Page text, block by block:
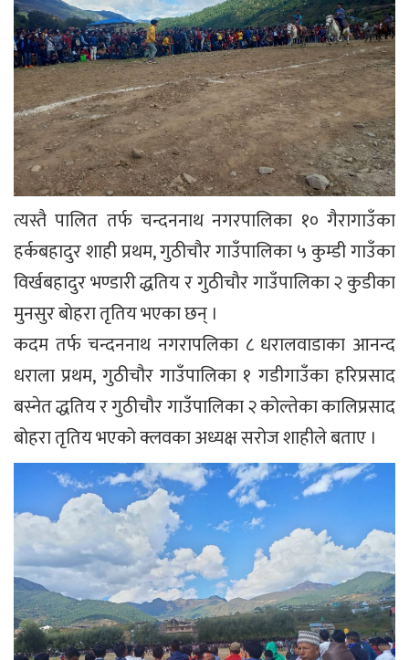
त्यस्तै पालित तर्फ चन्दननाथ नगरपालिका १० गैरागाउँका
हर्कबहादुर शाही प्रथम, गुठीचौर गाउँपालिका ५ कुम्डी गाउँका
विर्खबहादुर भण्डारी द्धतिय र गुठीचौर गाउँपालिका २ कुडीका
मुनसुर बोहरा तृतिय भएका छन् ।
कदम तर्फ चन्दननाथ नगरापलिका ८ धरालवाडाका आनन्द
धराला प्रथम, गुठीचौर गाउँपालिका १ गडीगाउँका हरिप्रसाद
बस्नेत द्धतिय र गुठीचौर गाउँपालिका २ कोल्तेका कालिप्रसाद
बोहरा तृतिय भएको क्लवका अध्यक्ष सरोज शाहीले बताए ।